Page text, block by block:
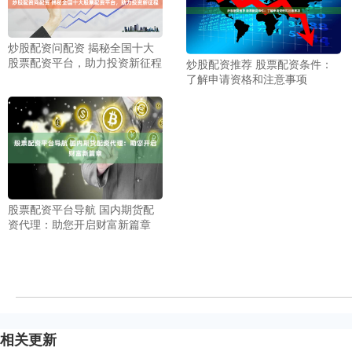
炒股配资问配资 揭秘全国十大
股票配资平台，助力投资新征程
炒股配资推荐 股票配资条件：
了解申请资格和注意事项
股票配资平台导航 国内期货配
资代理：助您开启财富新篇章
相关更新